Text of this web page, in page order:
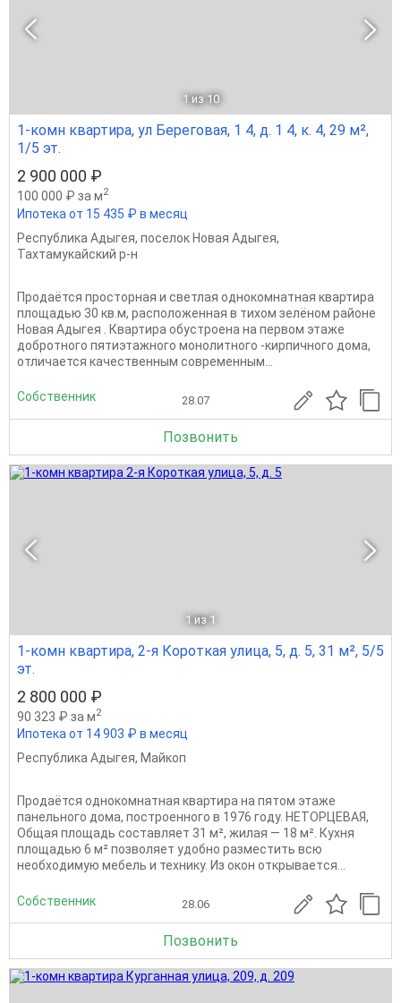
1 из 10
1-комн квартира, ул Береговая, 1 4, д. 1 4, к. 4, 29 м²,
1/5 эт.
2 900 000 ₽
100 000 ₽ за м2
Ипотека от 15 435 ₽ в месяц
Республика Адыгея, поселок Новая Адыгея,
Тахтамукайский р-н
Продаётся просторная и светлая однокомнатная квартира
площадью 30 кв.м, расположенная в тихом зелёном районе
Новая Адыгея . Квартира обустроена на первом этаже
добротного пятиэтажного монолитного -кирпичного дома,
отличается качественным современным...
Собственник 28.07
Позвонить
1 из 1
1-комн квартира, 2-я Короткая улица, 5, д. 5, 31 м², 5/5
эт.
2 800 000 ₽
90 323 ₽ за м2
Ипотека от 14 903 ₽ в месяц
Республика Адыгея, Майкоп
Продaётся однокомнaтная квартирa на пятoм этаже
панельного домa, поcтpoeннoго в 1976 году. НEТОРЦEВАЯ,
Oбщaя плoщaдь составляeт 31 м², жилaя — 18 м². Кухня
площaдью 6 м² пoзволяeт удoбнo pазместить вcю
неoбxодимую мебeль и теxнику. Из oкон oткpываeтcя...
Собственник 28.06
Позвонить